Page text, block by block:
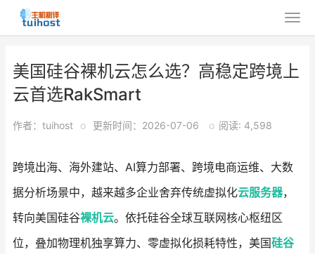
美国硅谷裸机云怎么选？高稳定跨境上
云首选RakSmart
作者：tuihost o 更新时间：2026-07-06 o 阅读: 4,598
跨境出海、海外建站、AI算力部署、跨境电商运维、大数
据分析场景中，越来越多企业舍弃传统虚拟化云服务器，
转向美国硅谷裸机云。依托硅谷全球互联网核心枢纽区
位，叠加物理机独享算力、零虚拟化损耗特性，美国硅谷